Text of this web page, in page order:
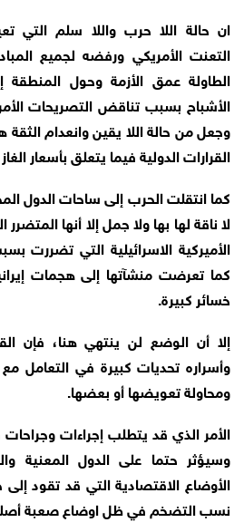
ان حالة اللا حرب واللا سلم التي
التعنت الأمريكي ورفضه لجميع
الطاولة عمق الأزمة وحول المنطقة
الأشباح بسبب تناقض التصريحات
وجعل من حالة اللا يقين وانعدام
القرارات الدولية فيما يتعلق بأسعار
كما انتقلت الحرب إلى ساحات الدول
لا ناقة لها بها ولا جمل إلا أنها
الأميركية الاسرائيلية التي تضررت
كما تعرضت منشآتها إلى هجمات
خسائر كبيرة.
إلا أن الوضع لن ينتهي هنا، فإن
وأسراره تحديات كبيرة في التعامل مع
ومحاولة تعويضها أو بعضها.
الأمر الذي قد يتطلب إجراءات
وسيؤثر حتما على الدول المعنية
الأوضاع الاقتصادية التي قد تقود إلى
نسب التضخم في ظل اوضاع صعبة